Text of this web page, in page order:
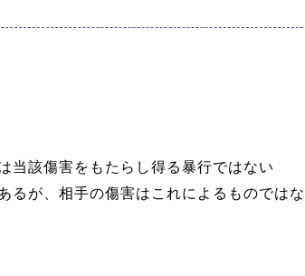
当該傷害をもたらし得る暴行ではない
るが、相手の傷害はこれによるものではな